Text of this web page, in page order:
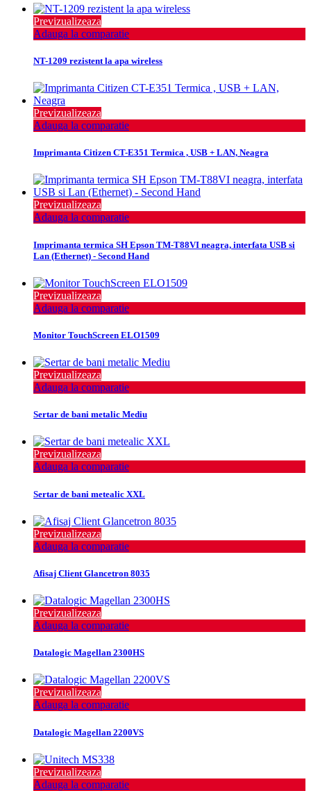
Previzualizeaza
Adauga la comparatie
NT-1209 rezistent la apa wireless
Previzualizeaza
Adauga la comparatie
Imprimanta Citizen CT-E351 Termica , USB + LAN, Neagra
Previzualizeaza
Adauga la comparatie
Imprimanta termica SH Epson TM-T88VI neagra, interfata USB si
Lan (Ethernet) - Second Hand
Previzualizeaza
Adauga la comparatie
Monitor TouchScreen ELO1509
Previzualizeaza
Adauga la comparatie
Sertar de bani metalic Mediu
Previzualizeaza
Adauga la comparatie
Sertar de bani metealic XXL
Previzualizeaza
Adauga la comparatie
Afisaj Client Glancetron 8035
Previzualizeaza
Adauga la comparatie
Datalogic Magellan 2300HS
Previzualizeaza
Adauga la comparatie
Datalogic Magellan 2200VS
Previzualizeaza
Adauga la comparatie